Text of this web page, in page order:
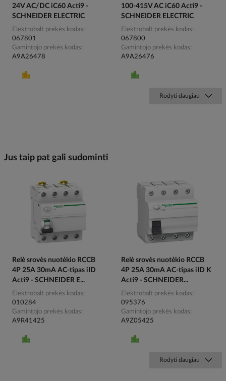
24V AC/DC iC60 Acti9 -
SCHNEIDER ELECTRIC
Elektrobalt prekės kodas
067801
Gamintojo prekės kodas
A9A26478
100-415V AC iC60 Acti9 -
SCHNEIDER ELECTRIC
Elektrobalt prekės kodas
067800
Gamintojo prekės kodas
A9A26476
Rodyti daugiau
Jus taip pat gali sudominti
Relė srovės nuotėkio RCCB
4P 25A 30mA AC-tipas iID
Acti9 - SCHNEIDER E...
Elektrobalt prekės kodas
010284
Gamintojo prekės kodas
A9R41425
Relė srovės nuotėkio RCCB
4P 25A 30mA AC-tipas iID K
Acti9 - SCHNEIDER...
Elektrobalt prekės kodas
095376
Gamintojo prekės kodas
A9Z05425
Rodyti daugiau